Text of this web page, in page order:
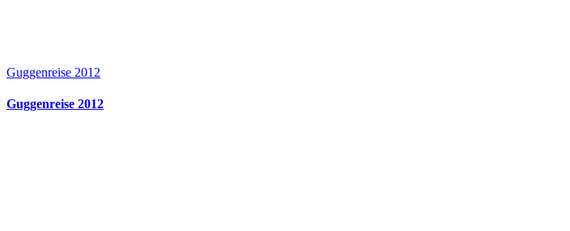
Guggenreise 2012
Guggenreise 2012